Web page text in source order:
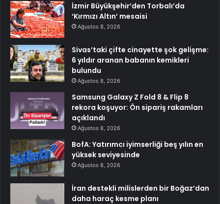
İzmir Büyükşehir’den Torbalı’da
‘Kırmızı Altın’ mesaisi
Ağustos 8, 2026
Sivas’taki çifte cinayette şok gelişme:
6 yıldır aranan babanın kemikleri
bulundu
Ağustos 8, 2026
Samsung Galaxy Z Fold 8 & Flip 8
rekora koşuyor: Ön sipariş rakamları
açıklandı
Ağustos 8, 2026
BofA: Yatırımcı iyimserliği beş yılın en
yüksek seviyesinde
Ağustos 8, 2026
İran destekli milislerden bir Boğaz’dan
daha haraç kesme planı